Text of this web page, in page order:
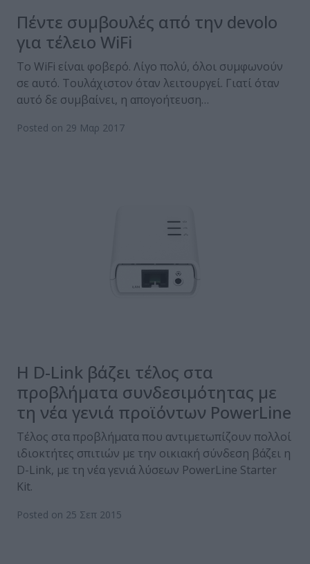
Πέντε συμβουλές από την devolo
για τέλειο WiFi
Το WiFi είναι φοβερό. Λίγο πολύ, όλοι συμφωνούν
σε αυτό. Τουλάχιστον όταν λειτουργεί. Γιατί όταν
αυτό δε συμβαίνει, η απογοήτευση…
Posted on 29 Μαρ 2017
Η D-Link βάζει τέλος στα
προβλήματα συνδεσιμότητας με
τη νέα γενιά προϊόντων PowerLine
Τέλος στα προβλήματα που αντιμετωπίζουν πολλοί
ιδιοκτήτες σπιτιών με την οικιακή σύνδεση βάζει η
D-Link, με τη νέα γενιά λύσεων PowerLine Starter
Kit.
Posted on 25 Σεπ 2015